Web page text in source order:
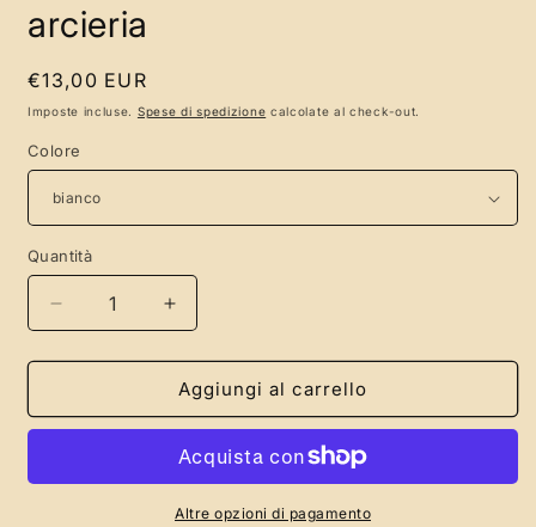
arcieria
Prezzo
di
€13,00 EUR
Imposte incluse. Spese di spedizione calcolate al check-out.
Colore
Quantità
Quantità
Diminuisci
quantità
per
in
archi,
Aumenta
quantità
per
Custodia
in
per
archi,
realizzata
Aggiungi al carrello
Altre opzioni di pagamento